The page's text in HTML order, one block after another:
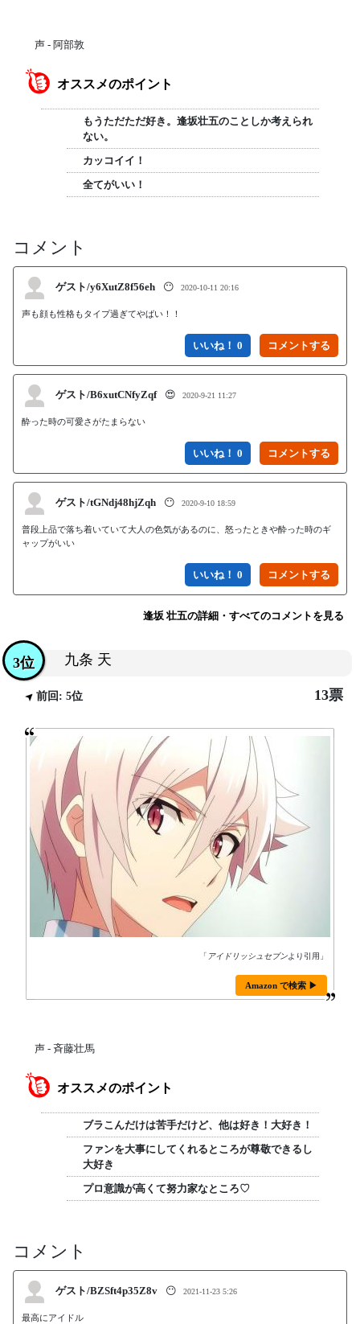
声 - 阿部敦
オススメのポイント
もうただただ好き。逢坂壮五のことしか考えられ
ない。
カッコイイ！
全てがいい！
コメント
ゲスト/y6XutZ8f56eh 😶 2020-10-11 20:16
声も顔も性格もタイプ過ぎてやばい！！
いいね！ 0
ゲスト/B6xutCNfyZqf 😍 2020-9-21 11:27
酔った時の可愛さがたまらない
いいね！ 0
ゲスト/tGNdj48hjZqh 😶 2020-9-10 18:59
普段上品で落ち着いていて大人の色気があるのに、怒ったときや酔った時のギ
ャップがいい
いいね！ 0
逢坂 壮五の詳細・すべてのコメントを見る
九条 天
3位
前回: 5位 13票
「 アイドリッシュセブンより引用」
Amazon で検索 ▶
声 - 斉藤壮馬
オススメのポイント
ブラこんだけは苦手だけど、他は好き！大好き！
ファンを大事にしてくれるところが尊敬できるし
大好き
プロ意識が高くて努力家なところ♡
コメント
ゲスト/BZSft4p35Z8v 😶 2021-11-23 5:26
最高にアイドル